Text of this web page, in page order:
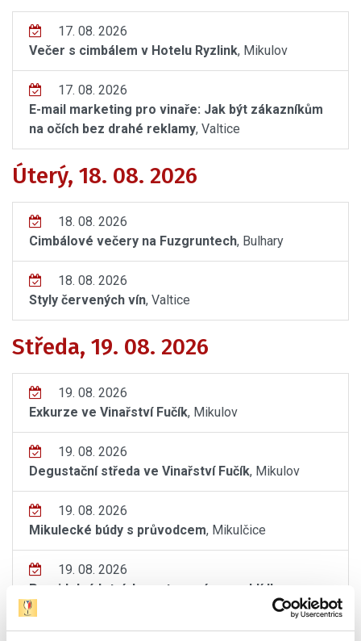
17. 08. 2026
Večer s cimbálem v Hotelu Ryzlink, Mikulov
17. 08. 2026
E-mail marketing pro vinaře: Jak být zákazníkům
na očích bez drahé reklamy, Valtice
Úterý, 18. 08. 2026
18. 08. 2026
Cimbálové večery na Fuzgruntech, Bulhary
18. 08. 2026
Styly červených vín, Valtice
Středa, 19. 08. 2026
19. 08. 2026
Exkurze ve Vinařství Fučík, Mikulov
19. 08. 2026
Degustační středa ve Vinařství Fučík, Mikulov
19. 08. 2026
Mikulecké búdy s průvodcem, Mikulčice
19. 08. 2026
Pravidelné letní degustace vín s prohlídkou
Vinařství Lahofer